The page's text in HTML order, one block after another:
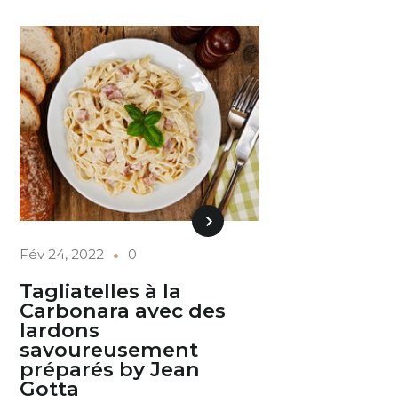
Fév 24, 2022 0
Tagliatelles à la
Carbonara avec des
lardons
savoureusement
préparés by Jean
Gotta